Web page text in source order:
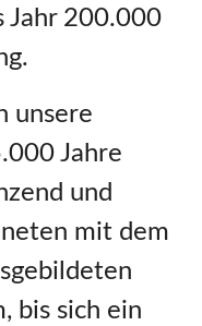
Jahr 200.000
unsere
Jahre
und
mit dem
bis sich ein